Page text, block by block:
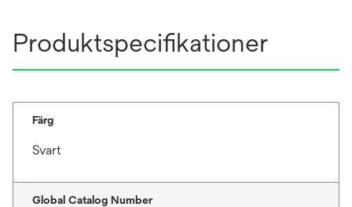
Produktspecifikationer
Färg
Svart
Global Catalog Number